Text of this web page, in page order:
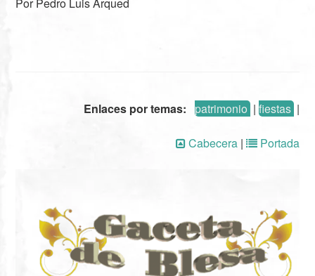
Enlaces por temas: patrimonio| fiestas|
Cabecera| Portada